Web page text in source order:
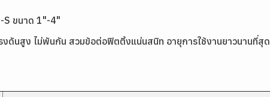
S ขนาด 1"-4"
ดันสูง ไม่พันกัน สวมข้อต่อฟิตติ้งแน่นสนิท อายุการใช้งานยาวนานที่สุด